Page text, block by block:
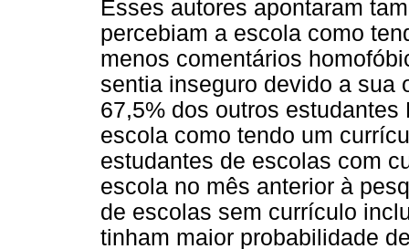
Esses autores apontaram
percebiam a escola como
menos comentários
sentia inseguro devido a sua
67,5% dos outros
escola como tendo um
estudantes de escolas com
escola no mês anterior à
de escolas sem currículo
tinham maior probabilidade